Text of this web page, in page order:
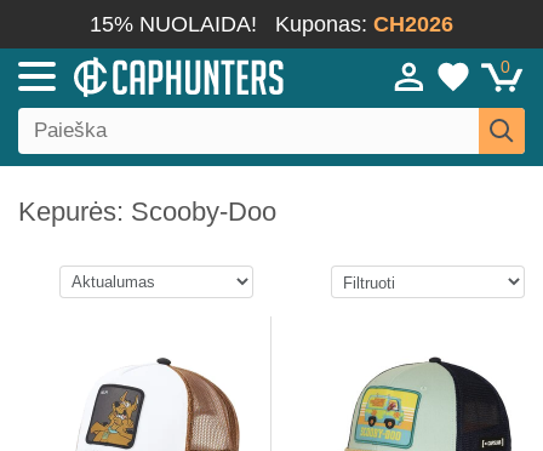
15% NUOLAIDA! Kuponas: CH2026
0
Kepurės: Scooby-Doo